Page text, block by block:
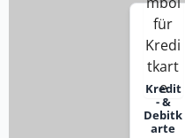
Kredit
- &
Debitk
arte